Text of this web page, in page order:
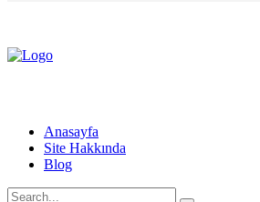
Anasayfa
Site Hakkında
Blog